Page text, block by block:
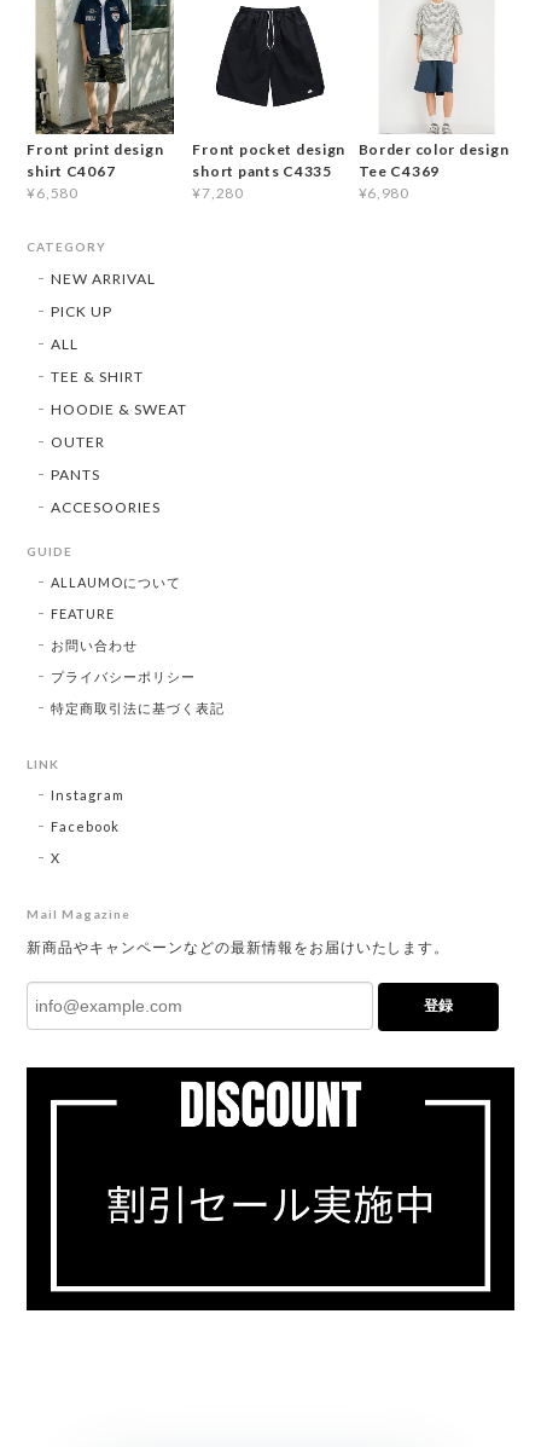
Front print design
shirt C4067
¥6,580
Front pocket design
short pants C4335
¥7,280
Border color design
Tee C4369
¥6,980
CATEGORY
NEW ARRIVAL
PICK UP
ALL
TEE & SHIRT
HOODIE & SWEAT
OUTER
PANTS
ACCESOORIES
GUIDE
ALLAUMOについて
FEATURE
お問い合わせ
プライバシーポリシー
特定商取引法に基づく表記
LINK
Instagram
Facebook
X
Mail Magazine
新商品やキャンペーンなどの最新情報をお届けいたします。
登録